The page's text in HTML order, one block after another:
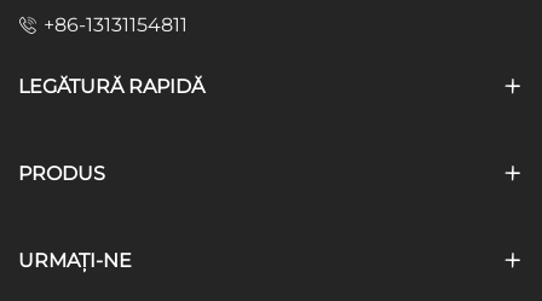
+86-13131154811
LEGĂTURĂ RAPIDĂ
PRODUS
URMAȚI-NE